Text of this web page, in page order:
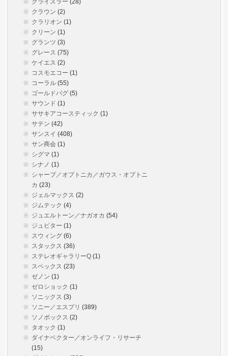
クライスラー (28)
クラウン (2)
クラリオン (1)
クリーン (1)
グランツ (3)
グレース (75)
ケイエス (2)
コスモエコー (1)
コーラル (55)
ゴールドバグ (5)
サウンド (1)
ササキアコースティック (1)
サテン (42)
サンスイ (408)
サン商会 (1)
シグマ (1)
シナノ (1)
シャープ／オプトニカ／ガウス・オプトニ
カ (23)
ジェルマックス (2)
ジムテック (4)
ジュエルトーン／ナガオカ (54)
ジュピター (1)
スウィング (6)
スタックス (36)
ステレオギャラリーQ (1)
スペックス (23)
ゼノン (1)
ゼロショック (1)
ソニックス (3)
ソニー／エスプリ (389)
ソノボックス (2)
タオック (1)
ダイナベクター／オンライフ・リサーチ
(15)